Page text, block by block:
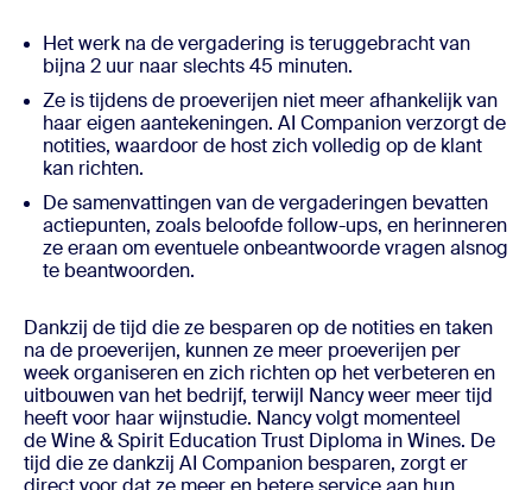
Het werk na de vergadering is teruggebracht van
bijna 2 uur naar slechts 45 minuten.
Ze is tijdens de proeverijen niet meer afhankelijk van
haar eigen aantekeningen. AI Companion verzorgt de
notities, waardoor de host zich volledig op de klant
kan richten.
De samenvattingen van de vergaderingen bevatten
actiepunten, zoals beloofde follow-ups, en herinneren
ze eraan om eventuele onbeantwoorde vragen alsnog
te beantwoorden.
Dankzij de tijd die ze besparen op de notities en taken
na de proeverijen, kunnen ze meer proeverijen per
week organiseren en zich richten op het verbeteren en
uitbouwen van het bedrijf, terwijl Nancy weer meer tijd
heeft voor haar wijnstudie. Nancy volgt momenteel
de Wine & Spirit Education Trust Diploma in Wines. De
tijd die ze dankzij AI Companion besparen, zorgt er